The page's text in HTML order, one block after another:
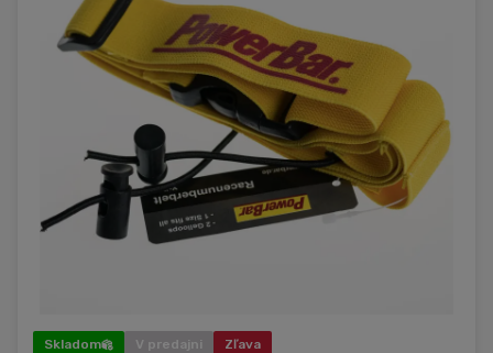
Skladom V predajni Zľava